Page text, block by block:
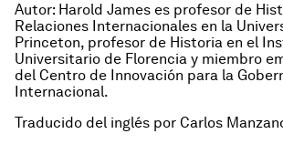
Autor: Harold James es profesor de
Relaciones Internacionales en la
Princeton, profesor de Historia en el
Universitario de Florencia y miembro
del Centro de Innovación para la
Internacional.
Traducido del inglés por Carlos